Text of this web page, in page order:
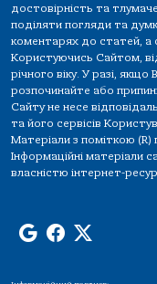
достовірність та
поділяти погляди та
коментарях до статей, а
Користуючись Сайтом,
річного віку. У разі, якщо
розпочинайте або
Сайту не несе
та його сервісів
Матеріали з поміткою (R)
Інформаційні матеріали
власністю інтернет-